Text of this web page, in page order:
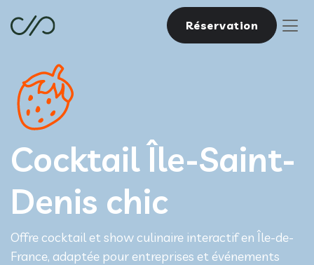
Réservation
Cocktail Île-Saint-
Denis chic
Offre cocktail et show culinaire interactif en Île-de-
France, adaptée pour entreprises et événements